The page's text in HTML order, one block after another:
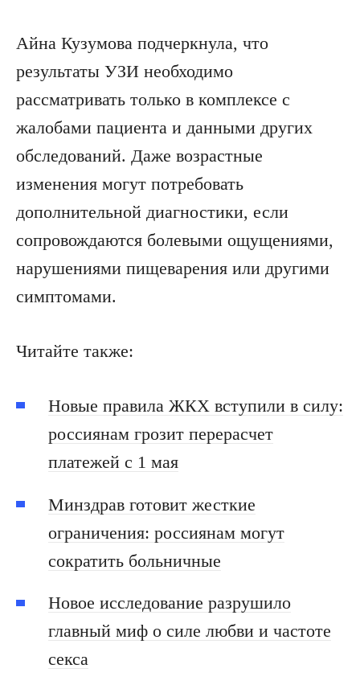
Айна Кузумова подчеркнула, что
результаты УЗИ необходимо
рассматривать только в комплексе с
жалобами пациента и данными других
обследований. Даже возрастные
изменения могут потребовать
дополнительной диагностики, если
сопровождаются болевыми ощущениями,
нарушениями пищеварения или другими
симптомами.
Читайте также:
Новые правила ЖКХ вступили в силу:
россиянам грозит перерасчет
платежей с 1 мая
Минздрав готовит жесткие
ограничения: россиянам могут
сократить больничные
Новое исследование разрушило
главный миф о силе любви и частоте
секса